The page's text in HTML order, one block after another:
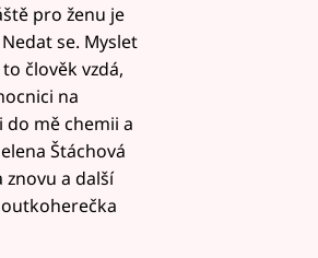
pro ženu je
se. Myslet
člověk vzdá,
na
do mě chemii a
Štáchová
znovu a další